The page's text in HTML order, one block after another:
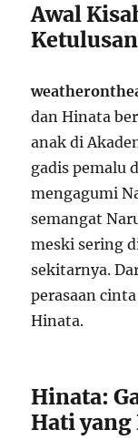
Awal
Ketulusan
dan Hinata
anak di
gadis pemalu
mengagumi
semangat
meski sering
sekitarnya.
perasaan
Hinata.
Hinata:
Hati yang